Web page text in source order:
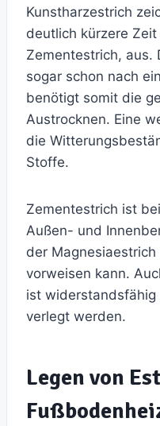
Kunstharzestrich
deutlich kürzere
Zementestrich, aus.
sogar schon nach
benötigt somit die
Austrocknen. Eine
die
Stoffe.
Zementestrich ist
Außen- und
der
vorweisen kann.
ist widerstandsfähig
verlegt werden.
Legen von